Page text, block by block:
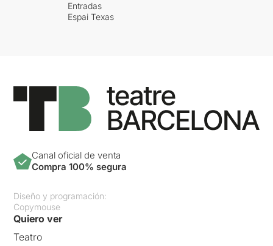
Entradas
Espai Texas
Canal oficial de venta
Compra 100% segura
Diseño y programación:
Copymouse
Quiero ver
Teatro